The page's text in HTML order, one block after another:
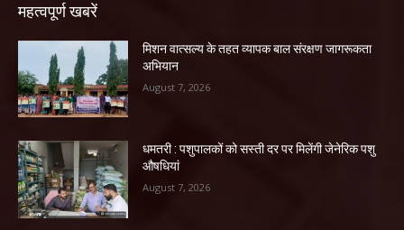
महत्वपूर्ण खबरें
मिशन वात्सल्य के तहत व्यापक बाल संरक्षण जागरूकता
अभियान
August 7, 2026
धमतरी : पशुपालकों को सस्ती दर पर मिलेंगी जेनेरिक पशु
औषधियां
August 7, 2026